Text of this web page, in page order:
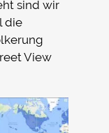
sind wir
die
View